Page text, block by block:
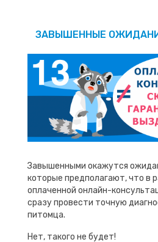
ЗАВЫШЕННЫЕ
Завышенными окажутся
которые предполагают, что в
оплаченной онлайн-
сразу провести точную
питомца.
Нет, такого не будет!